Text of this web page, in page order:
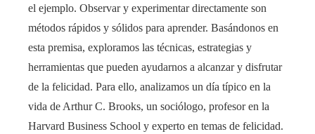
el ejemplo. Observar y experimentar directamente son
métodos rápidos y sólidos para aprender. Basándonos en
esta premisa, exploramos las técnicas, estrategias y
herramientas que pueden ayudarnos a alcanzar y disfrutar
de la felicidad. Para ello, analizamos un día típico en la
vida de Arthur C. Brooks, un sociólogo, profesor en la
Harvard Business School y experto en temas de felicidad.